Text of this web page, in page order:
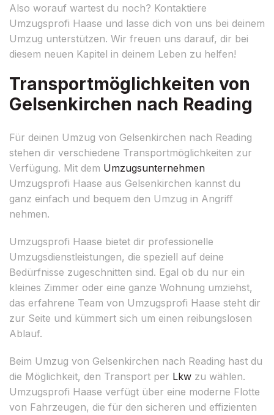
Also worauf wartest du noch? Kontaktiere
Umzugsprofi Haase und lasse dich von uns bei deinem
Umzug unterstützen. Wir freuen uns darauf, dir bei
diesem neuen Kapitel in deinem Leben zu helfen!
Transportmöglichkeiten von
Gelsenkirchen nach Reading
Für deinen Umzug von Gelsenkirchen nach Reading
stehen dir verschiedene Transportmöglichkeiten zur
Verfügung. Mit dem Umzugsunternehmen
Umzugsprofi Haase aus Gelsenkirchen kannst du
ganz einfach und bequem den Umzug in Angriff
nehmen.
Umzugsprofi Haase bietet dir professionelle
Umzugsdienstleistungen, die speziell auf deine
Bedürfnisse zugeschnitten sind. Egal ob du nur ein
kleines Zimmer oder eine ganze Wohnung umziehst,
das erfahrene Team von Umzugsprofi Haase steht dir
zur Seite und kümmert sich um einen reibungslosen
Ablauf.
Beim Umzug von Gelsenkirchen nach Reading hast du
die Möglichkeit, den Transport per Lkw zu wählen.
Umzugsprofi Haase verfügt über eine moderne Flotte
von Fahrzeugen, die für den sicheren und effizienten